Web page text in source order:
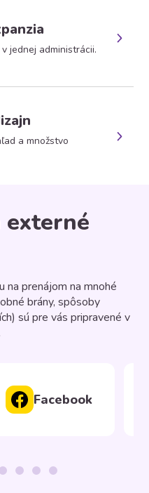
jednej administrácii.
a množstvo
externé
na prenájom na mnohé
brány, spôsoby
sú pre vás pripravené v
Facebook